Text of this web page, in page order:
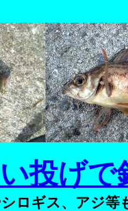
投げで
ロギス、アジ等